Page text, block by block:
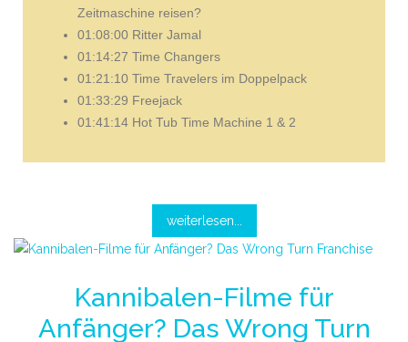
Zeitmaschine reisen?
01:08:00 Ritter Jamal
01:14:27 Time Changers
01:21:10 Time Travelers im Doppelpack
01:33:29 Freejack
01:41:14 Hot Tub Time Machine 1 & 2
weiterlesen...
Kannibalen-Filme für
Anfänger? Das Wrong Turn